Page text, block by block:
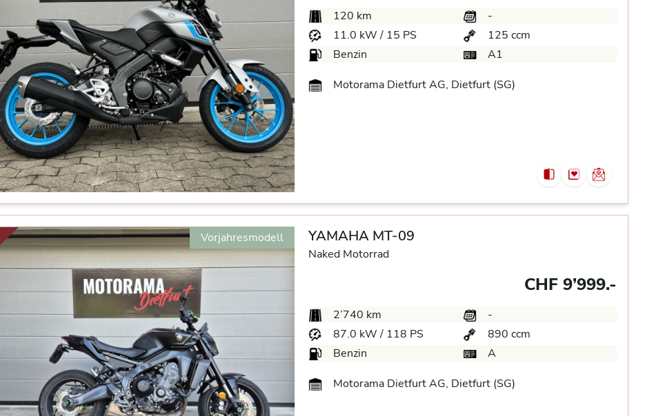
120 km
-
11.0 kW / 15 PS
125 ccm
Benzin
A1
Motorama Dietfurt AG, Dietfurt (SG)
Vorjahresmodell YAMAHA MT-09
Naked Motorrad
CHF 9’999.-
2’740 km
-
87.0 kW / 118 PS
890 ccm
Benzin
A
Motorama Dietfurt AG, Dietfurt (SG)